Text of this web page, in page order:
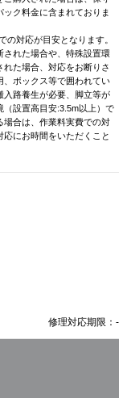
ク料金に含まれておりま
の対応が目安となります。
された場合や、特殊設置環
た場合、対応をお断りさ
、ボックス等で囲われてい
入路養生が必要、脚立等が
（設置高目安:3.5m以上）で
場合は、作業料実費での対
にお時間をいただくこと
修理対応期限： -